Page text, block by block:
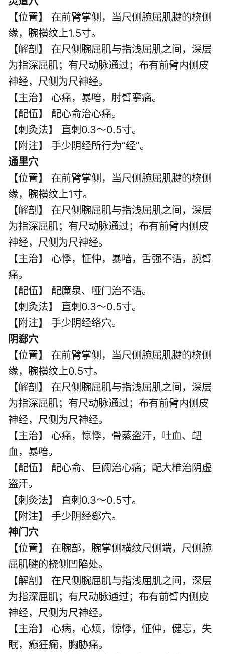
【位置】 在前臂掌侧，当尺侧腕屈肌腱的桡侧
缘，腕横纹上1.5寸。
【解剖】 在尺侧腕屈肌与指浅屈肌之间，深层
为指深屈肌；有尺动脉通过；布有前臂内侧皮
神经，尺侧为尺神经。
【主治】 心痛，暴喑，肘臂挛痛。
【配伍】 配心俞治心痛。
【刺灸法】 直刺0.3～0.5寸。
【附注】 手少阴经所行为“经”。
通里穴
【位置】 在前臂掌侧，当尺侧腕屈肌腱的桡侧
缘，腕横纹上1寸。
【解剖】 在尺侧腕屈肌与指浅屈肌之间，深层
为指深屈肌；有尺动脉通过；布有前臂内侧皮
神经，尺侧为尺神经。
【主治】 心悸，怔仲，暴喑，舌强不语，腕臂
痛。
【配伍】 配廉泉、哑门治不语。
【刺灸法】 直刺0.3～0.5寸。
【附注】 手少阴经络穴。
阴郄穴
【位置】 在前臂掌侧，当尺侧腕屈肌腱的桡侧
缘，腕横纹上0.5寸。
【解剖】 在尺侧腕屈肌与指浅屈肌之间，深层
为指深屈肌；有尺动脉通过；布有前臂内侧皮
神经，尺侧为尺神经。
【主治】 心痛，惊悸，骨蒸盗汗，吐血、衄
血，暴喑。
【配伍】 配心俞、巨阙治心痛；配大椎治阴虚
盗汗。
【刺灸法】 直刺0.3～0.5寸。
【附注】 手少阴经郄穴。
神门穴
【位置】 在腕部，腕掌侧横纹尺侧端，尺侧腕
屈肌腱的桡侧凹陷处。
【解剖】 在尺侧腕屈肌与指浅屈肌之间，深层
为指深屈肌；有尺动脉通过；布有前臂内侧皮
神经，尺侧为尺神经。
【主治】 心病，心烦，惊悸，怔仲，健忘，失
眠，癫狂痫，胸胁痛。